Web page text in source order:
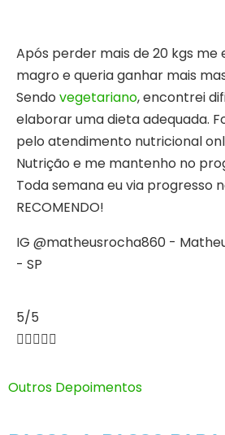
Após perder mais de 20 kgs
magro e queria ganhar mais
Sendo vegetariano, encontrei
elaborar uma dieta adequada.
pelo atendimento nutricional
Nutrição e me mantenho no
Toda semana eu via progresso
RECOMENDO!
IG @matheusrocha860 -
- SP
5/5

Outros Depoimentos